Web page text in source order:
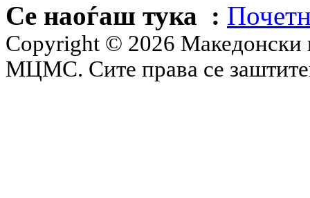
Се наоѓаш тука :
Copyright © 2026 Македонски
МЦМС. Сите права се